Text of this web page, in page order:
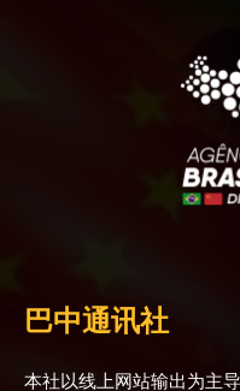
巴中通讯社
本社以线上网站输出为主